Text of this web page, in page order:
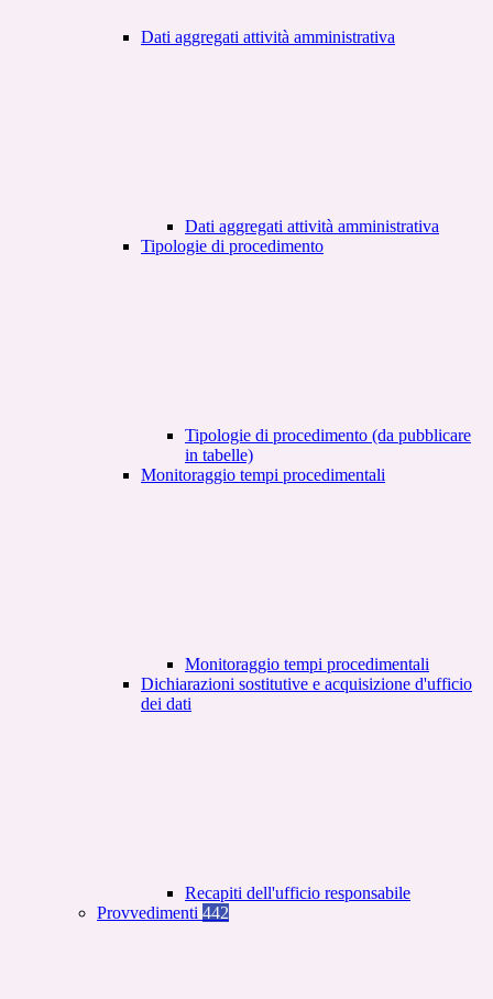
Dati aggregati attività amministrativa
Dati aggregati attività amministrativa
Tipologie di procedimento
Tipologie di procedimento (da pubblicare
in tabelle)
Monitoraggio tempi procedimentali
Monitoraggio tempi procedimentali
Dichiarazioni sostitutive e acquisizione d'ufficio
dei dati
Recapiti dell'ufficio responsabile
Provvedimenti 442